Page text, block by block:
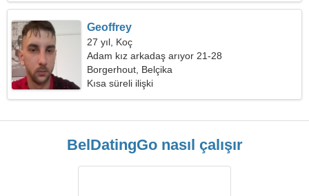
Geoffrey
27 yıl, Koç
Adam kız arkadaş arıyor 21-28
Borgerhout, Belçika
Kısa süreli ilişki
BelDatingGo nasıl çalışır